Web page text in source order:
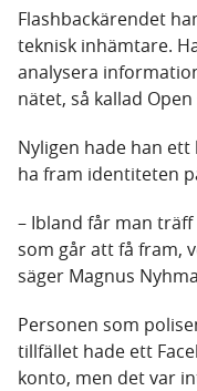
Flashbackärendet
teknisk inhämtare.
analysera
nätet, så kallad
Nyligen hade han
ha fram identiteten
– Ibland får man
som går att få fram,
säger Magnus
Personen som
tillfället hade ett
konto, men det var